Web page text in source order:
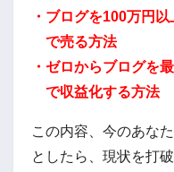
・ブログを100万円以
で売る方法
・ゼロからブログを
で収益化する方法
この内容、今のあな
としたら、現状を打